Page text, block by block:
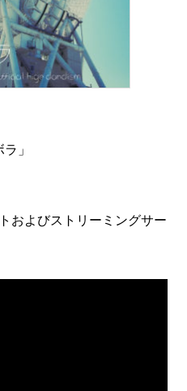
」
およびストリーミングサー